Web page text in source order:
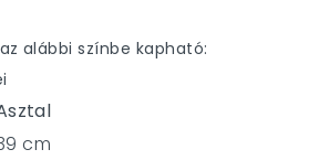
alábbi színbe kapható:
cm